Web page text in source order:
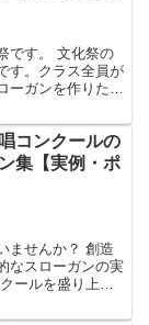
です。 文化祭の
す。クラス全員が
ーガンを作りたい
コンクールの
集【実例・ポ
ませんか？ 創造
なスローガンの実
ールを盛り上げ